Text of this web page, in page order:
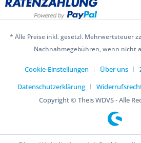
* Alle Preise inkl. gesetzl. Mehrwertsteuer
Nachnahmegebühren, wenn nicht
Cookie-Einstellungen Über uns
Datenschutzerklärung
Copyright © Theis WDVS - Alle